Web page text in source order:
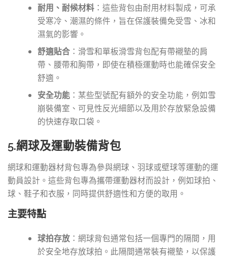
耐用、耐候材料 ：這些背包由耐用材料製成，可承
受寒冷、潮濕的條件，旨在保護裝備免受雪、冰和
濕氣的影響。
舒適貼合 ：滑雪和單板滑雪背包配有帶襯墊的肩
帶、腰帶和胸帶，即使在積極運動時也能確保安全
舒適。
安全功能 ：某些型號配有額外的安全功能，例如雪
崩裝備室、可見性反光細節以及用於存放緊急設備
的快速存取口袋。
5.網球及運動裝備背包
網球和運動器材背包專為參與網球、羽球或壁球等運動的運
動員設計。這些背包專為攜帶運動器材而設計，例如球拍、
球、鞋子和衣服，同時提供舒適性和方便的取用。
主要特點
球拍存放 ：網球背包通常包括一個專門的隔間，用
於安全地存放球拍。此隔間通常裝有襯墊，以保護